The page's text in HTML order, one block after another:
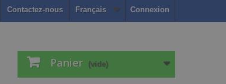
Connexion
Français
Contactez-nous
Panier (vide)